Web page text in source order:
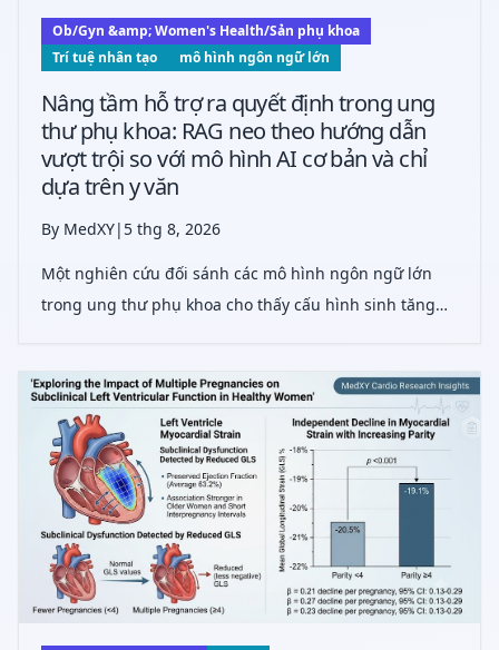
Ob/Gyn &amp; Women's Health/Sản phụ khoa
Trí tuệ nhân tạo
mô hình ngôn ngữ lớn
Nâng tầm hỗ trợ ra quyết định trong ung
thư phụ khoa: RAG neo theo hướng dẫn
vượt trội so với mô hình AI cơ bản và chỉ
dựa trên y văn
By MedXY| 5 thg 8, 2026
Một nghiên cứu đối sánh các mô hình ngôn ngữ lớn
trong ung thư phụ khoa cho thấy cấu hình sinh tăng
với các hệ thống AI cơ bản và chỉ dựa trên y văn trong
hỗ trợ ra quyết định lâm sàng,